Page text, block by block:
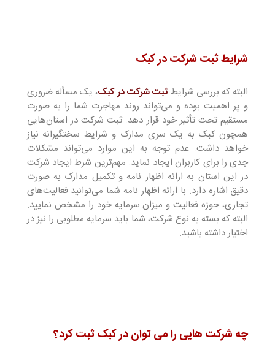
شرایط ثبت شرکت در کبک
البته که بررسی شرایط ثبت شرکت در کبک، یک مسأله ضروری
و پر اهمیت بوده و می‌تواند روند مهاجرت شما را به صورت
مستقیم تحت تأثیر خود قرار دهد. ثبت شرکت در استان‌هایی
همچون کبک به یک سری مدارک و شرایط سختگیرانه نیاز
خواهد داشت. عدم توجه به این موارد می‌تواند مشکلات
جدی را برای کاربران ایجاد نماید. مهم‌ترین شرط ایجاد شرکت
در این استان به ارائه اظهار نامه و تکمیل مدارک به صورت
دقیق اشاره دارد. با ارائه اظهار نامه شما می‌توانید فعالیت‌های
تجاری، حوزه فعالیت و میزان سرمایه خود را مشخص نمایید.
البته که بسته به نوع شرکت، شما باید سرمایه مطلوبی را نیز در
اختیار داشته باشید.
چه شرکت هایی را می توان در کبک ثبت کرد؟